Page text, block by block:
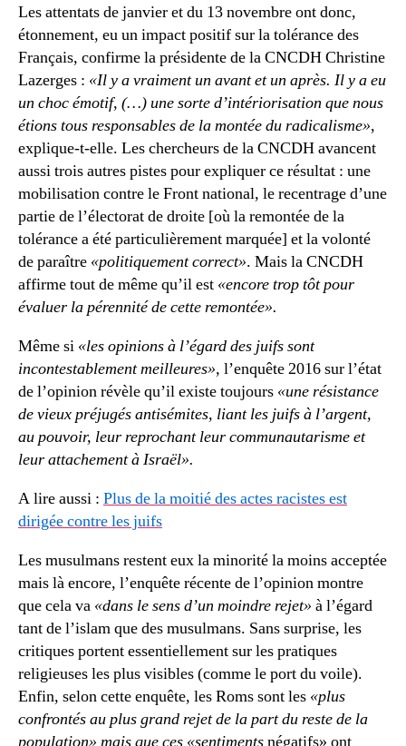
Les attentats de janvier et du 13 novembre ont donc,
étonnement, eu un impact positif sur la tolérance des
Français, confirme la présidente de la CNCDH Christine
Lazerges : «Il y a vraiment un avant et un après. Il y a eu
un choc émotif, (…) une sorte d’intériorisation que nous
étions tous responsables de la montée du radicalisme»,
explique-t-elle. Les chercheurs de la CNCDH avancent
aussi trois autres pistes pour expliquer ce résultat : une
mobilisation contre le Front national, le recentrage d’une
partie de l’électorat de droite [où la remontée de la
tolérance a été particulièrement marquée] et la volonté
de paraître «politiquement correct». Mais la CNCDH
affirme tout de même qu’il est «encore trop tôt pour
évaluer la pérennité de cette remontée».
Même si «les opinions à l’égard des juifs sont
incontestablement meilleures», l’enquête 2016 sur l’état
de l’opinion révèle qu’il existe toujours «une résistance
de vieux préjugés antisémites, liant les juifs à l’argent,
au pouvoir, leur reprochant leur communautarisme et
leur attachement à Israël».
A lire aussi : Plus de la moitié des actes racistes est
dirigée contre les juifs
Les musulmans restent eux la minorité la moins acceptée
mais là encore, l’enquête récente de l’opinion montre
que cela va «dans le sens d’un moindre rejet» à l’égard
tant de l’islam que des musulmans. Sans surprise, les
critiques portent essentiellement sur les pratiques
religieuses les plus visibles (comme le port du voile).
Enfin, selon cette enquête, les Roms sont les «plus
confrontés au plus grand rejet de la part du reste de la
population» mais que ces «sentimentsnégatifs» ont